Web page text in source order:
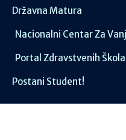
Državna Matura
Nacionalni Centar Za
Portal Zdravstvenih
Postani Student!